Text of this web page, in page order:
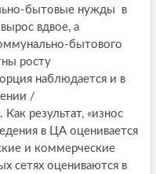
бытовые нужды в
вдвое, а
бытового
росту
наблюдается и в
/
результат, «износ
в ЦА оценивается
и коммерческие
сетях оцениваются в